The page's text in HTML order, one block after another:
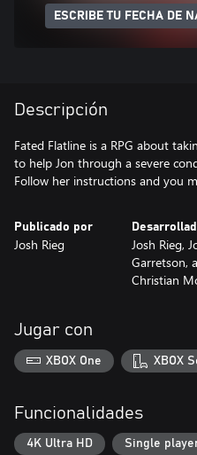
ESCRIBE TU FECHA DE
Descripción
Fated Flatline is a RPG about
to help Jon through a severe
Follow her instructions and you
Publicado por
Josh Rieg
Josh Rieg,
Garretson,
Christian
Jugar con
XBOX One XBOX
Funcionalidades
4K Ultra HD Single